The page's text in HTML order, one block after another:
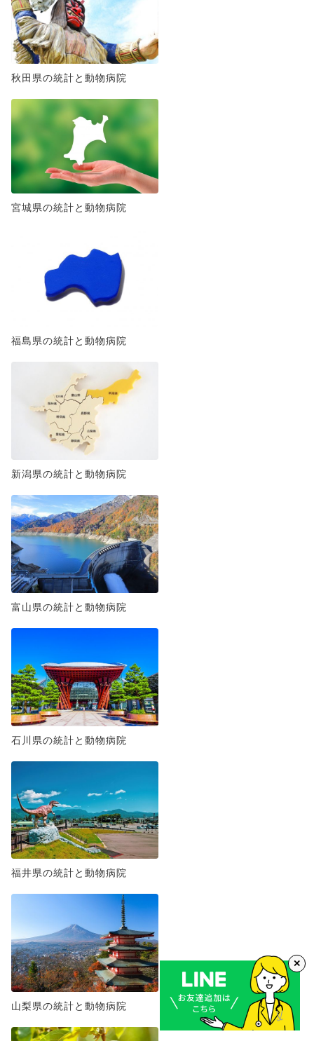
秋田県の統計と動物病院
宮城県の統計と動物病院
福島県の統計と動物病院
新潟県の統計と動物病院
富山県の統計と動物病院
石川県の統計と動物病院
福井県の統計と動物病院
山梨県の統計と動物病院
✕